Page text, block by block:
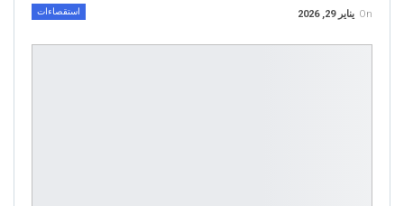
استقصاءات On يناير 29, 2026